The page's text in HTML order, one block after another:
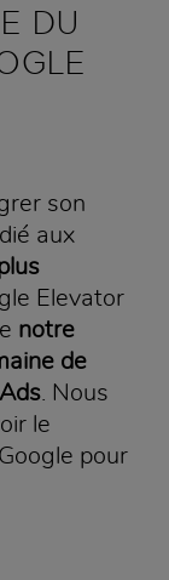
DU
son
aux
Elevator
notre
de
. Nous
le
pour